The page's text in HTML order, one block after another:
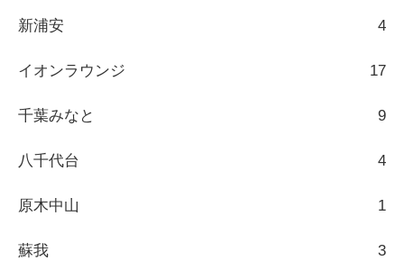
新浦安 4
イオンラウンジ 17
千葉みなと 9
八千代台 4
原木中山 1
蘇我 3